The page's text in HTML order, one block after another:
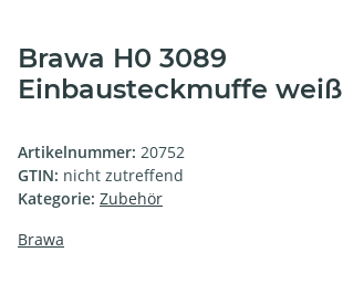
Brawa H0 3089
Einbausteckmuffe weiß
Artikelnummer: 20752
GTIN: nicht zutreffend
Kategorie: Zubehör
Brawa